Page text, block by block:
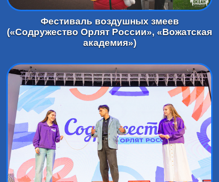
Фестиваль воздушных змеев
(«Содружество Орлят России», «Вожатская
академия»)